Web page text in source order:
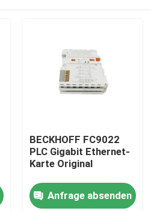
BECKHOFF FC9022
PLC Gigabit Ethernet-
Karte Original
Anfrage absenden